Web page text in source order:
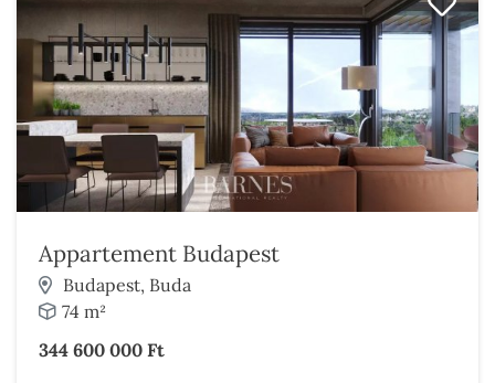
Appartement Budapest
Budapest, Buda
74 m²
344 600 000 Ft